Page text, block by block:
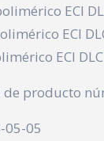
ECI
ECI
ECI DLC
producto
05-05